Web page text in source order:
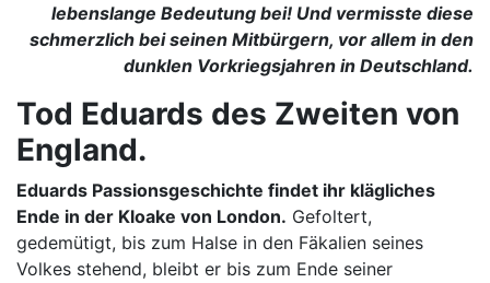
lebenslange Bedeutung bei! Und vermisste diese
schmerzlich bei seinen Mitbürgern, vor allem in den
dunklen Vorkriegsjahren in Deutschland.
Tod Eduards des Zweiten von
England.
Eduards Passionsgeschichte findet ihr klägliches
Ende in der Kloake von London. Gefoltert,
gedemütigt, bis zum Halse in den Fäkalien seines
Volkes stehend, bleibt er bis zum Ende seiner